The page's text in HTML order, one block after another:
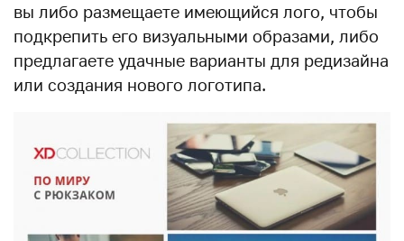
вы либо размещаете имеющийся лого, чтобы
подкрепить его визуальными образами, либо
предлагаете удачные варианты для редизайна
или создания нового логотипа.